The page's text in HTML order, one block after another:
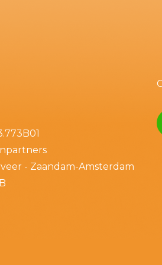
- Zaandam-Amsterdam